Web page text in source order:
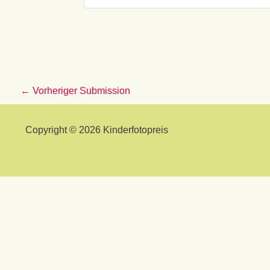
← Vorheriger Submission
Copyright © 2026 Kinderfotopreis